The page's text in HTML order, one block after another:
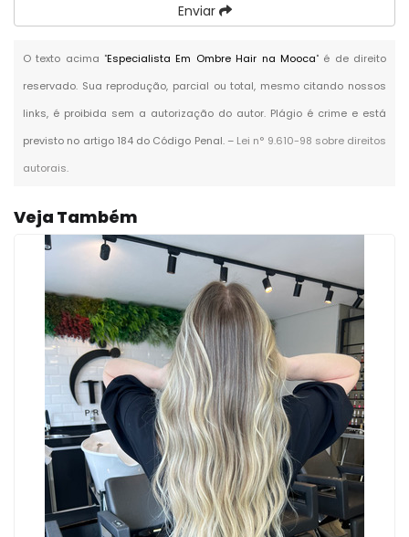
Enviar
O texto acima "Especialista Em Ombre Hair na Mooca" é de direito
reservado. Sua reprodução, parcial ou total, mesmo citando nossos
links, é proibida sem a autorização do autor. Plágio é crime e está
previsto no artigo 184 do Código Penal. – Lei n° 9.610-98 sobre direitos
autorais.
Veja Também